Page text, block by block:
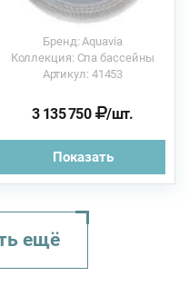
Бренд: Aquavia
Коллекция: Спа бассейны
Артикул: 41453
3 135 750 /шт.
Показать
ещё